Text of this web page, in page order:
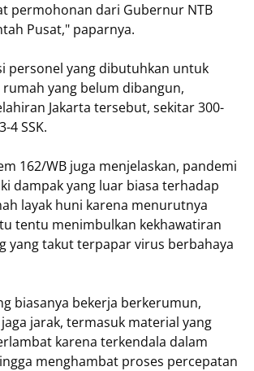
permohonan dari Gubernur NTB
Pusat," paparnya.
personel yang dibutuhkan untuk
yang belum dibangun,
Jakarta tersebut, sekitar 300-
4 SSK.
162/WB juga menjelaskan, pandemi
dampak yang luar biasa terhadap
layak huni karena menurutnya
tentu menimbulkan kekhawatiran
yang takut terpapar virus berbahaya
biasanya bekerja berkerumun,
jarak, termasuk material yang
karena terkendala dalam
menghambat proses percepatan